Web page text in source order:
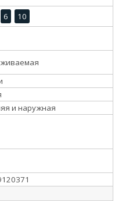
6
10
и наружная